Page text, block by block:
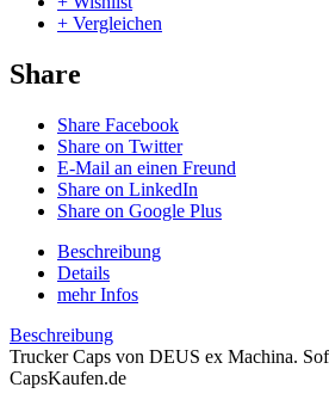
+ Vergleichen
Share
Share Facebook
Share on Twitter
E-Mail an einen Freund
Share on LinkedIn
Share on Google Plus
Beschreibung
Details
mehr Infos
Beschreibung
Trucker Caps von DEUS ex Machina.
CapsKaufen.de